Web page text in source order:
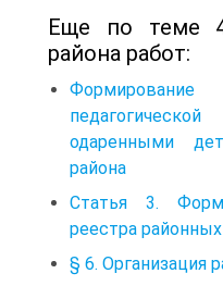
Еще по теме
района работ:
одаренными
района
Статья 3.
реестра
§ 6. Организация